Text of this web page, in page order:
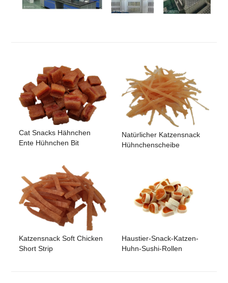
Cat Snacks Hähnchen
Ente Hühnchen Bit
Natürlicher Katzensnack
Hühnchenscheibe
Katzensnack Soft Chicken
Short Strip
Haustier-Snack-Katzen-
Huhn-Sushi-Rollen